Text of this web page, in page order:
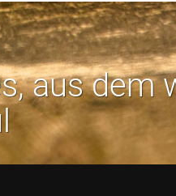
aus dem